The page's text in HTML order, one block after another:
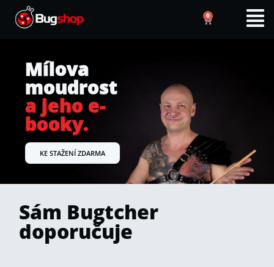
0
Mílova
moudrost
a jeho e-
booky.
KE STAŽENÍ ZDARMA
Sám Bugtcher
doporučuje